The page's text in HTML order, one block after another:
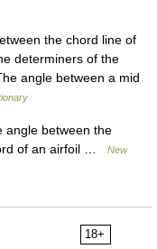
the chord line of
determiners of the
angle between a mid
between the
of an airfoil …
New
18+